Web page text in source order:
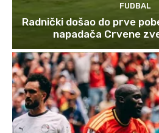
FUDBAL
Radnički došao do prve
napadača Crvene